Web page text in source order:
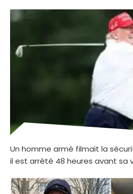
Un homme armé filmait la
il est arrêté 48 heures avant sa